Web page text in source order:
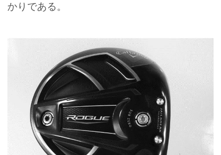
かりである。